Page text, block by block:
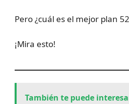
Pero ¿cuál es el mejor plan
¡Mira esto!
También te puede